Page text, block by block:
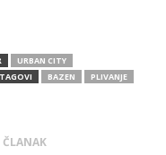
URBAN CITY
BAZEN PLIVANJE